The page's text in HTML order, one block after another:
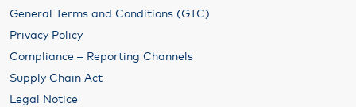
General Terms and Conditions (GTC)
Privacy Policy
Compliance – Reporting Channels
Supply Chain Act
Legal Notice